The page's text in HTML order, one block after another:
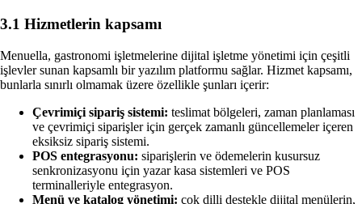
3.1 Hizmetlerin kapsamı
Menuella, gastronomi işletmelerine dijital işletme yönetimi için çeşitli
işlevler sunan kapsamlı bir yazılım platformu sağlar. Hizmet kapsamı,
bunlarla sınırlı olmamak üzere özellikle şunları içerir:
Çevrimiçi sipariş sistemi: teslimat bölgeleri, zaman planlaması
ve çevrimiçi siparişler için gerçek zamanlı güncellemeler içeren
eksiksiz sipariş sistemi.
POS entegrasyonu: siparişlerin ve ödemelerin kusursuz
senkronizasyonu için yazar kasa sistemleri ve POS
terminalleriyle entegrasyon.
Menü ve katalog yönetimi: çok dilli destekle dijital menülerin,